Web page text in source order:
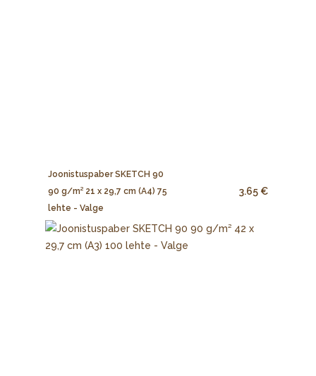
Joonistuspaber SKETCH 90
90 g/m² 21 x 29,7 cm (A4) 75
lehte - Valge
3.65 €